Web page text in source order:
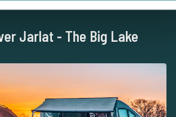
Jarlat - The Big Lake